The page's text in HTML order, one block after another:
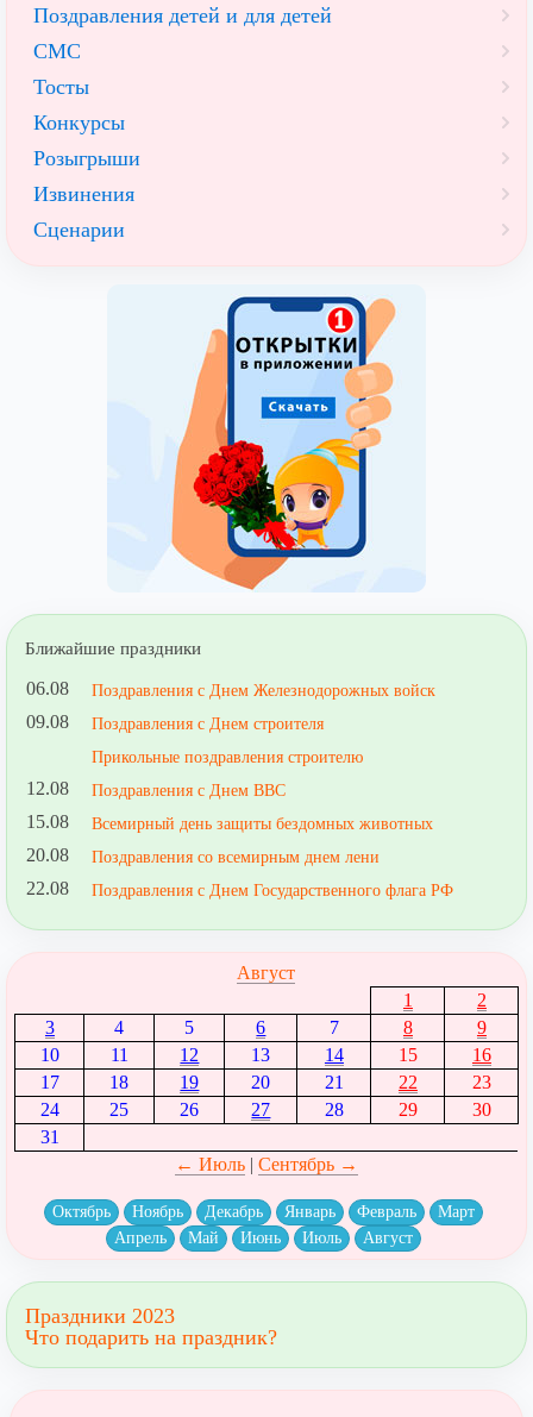
Поздравления детей и для детей
СМС
Тосты
Конкурсы
Розыгрыши
Извинения
Сценарии
Ближайшие праздники
06.08 Поздравления с Днем Железнодорожных войск
09.08
Поздравления с Днем строителя
Прикольные поздравления строителю
12.08 Поздравления с Днем ВВС
15.08 Всемирный день защиты бездомных животных
20.08 Поздравления со всемирным днем лени
22.08 Поздравления с Днем Государственного флага РФ
Август
1
2
3
4 5 6 7 8
9
10
11 12 13 14 15
16
17
18 19 20 21 22
23
24
25 26 27 28 29
30
31
← Июль| Сентябрь →
Октябрь Ноябрь Декабрь Январь Февраль
Март
Апрель
Май Июнь Июль Август
Праздники 2023
Что подарить на праздник?